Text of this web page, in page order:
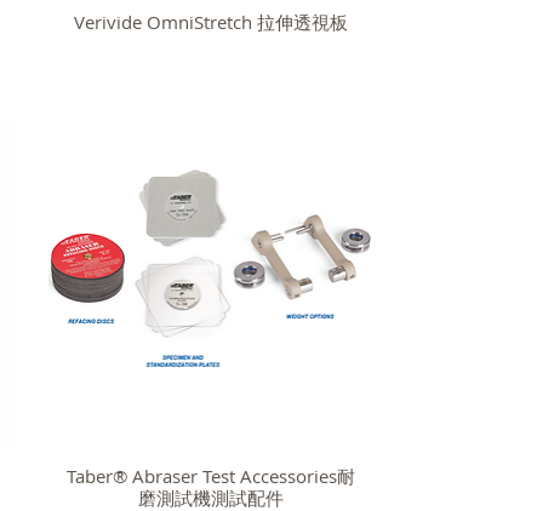
Verivide OmniStretch 拉伸透視板
Taber® Abraser Test Accessories耐
磨測試機測試配件